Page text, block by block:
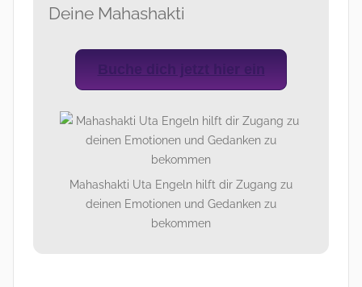
Deine Mahashakti
Buche dich jetzt hier ein
Mahashakti Uta Engeln hilft dir Zugang zu
deinen Emotionen und Gedanken zu
bekommen